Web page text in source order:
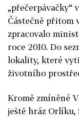
Částečně přitom
zpracovalo minist
roce 2010. Do
lokality, které
životního
Kromě zmíněné
ještě hráz Orlíku,